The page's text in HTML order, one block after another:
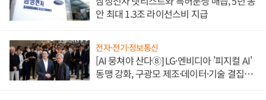
안 최대 1.3조 라이선스비 지급
전자·전기·정보통신
[AI 뭉쳐야 산다⑧] LG·엔비디아 '피지컬 AI'
동맹 강화, 구광모 제조·데이터·기술 결집